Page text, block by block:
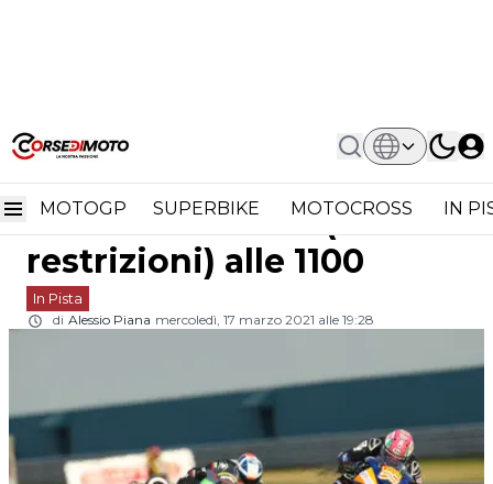
MOTOGP SUPERBIKE MOTOCROSS IN
Home In Pista
Cambia La Superstock 1000 Del BSB:
Cambia la Superstock
1000 del BSB: OK (con
restrizioni) alle 1100
In Pista
di Alessio Piana mercoledì, 17 marzo 2021 alle 19:28